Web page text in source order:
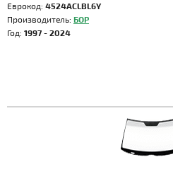
Еврокод: 4524ACLBL6Y
Производитель: БОР
Год: 1997 - 2024